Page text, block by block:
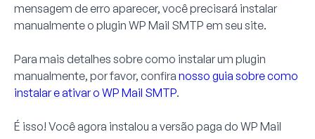
mensagem de erro aparecer, você precisará instalar
manualmente o plugin WP Mail SMTP em seu site.
Para mais detalhes sobre como instalar um plugin
manualmente, por favor, confira nosso guia sobre como
instalar e ativar o WP Mail SMTP.
É isso! Você agora instalou a versão paga do WP Mail